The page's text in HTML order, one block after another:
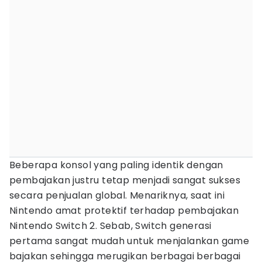
Beberapa konsol yang paling identik dengan
pembajakan justru tetap menjadi sangat sukses
secara penjualan global. Menariknya, saat ini
Nintendo amat protektif terhadap pembajakan
Nintendo Switch 2. Sebab, Switch generasi
pertama sangat mudah untuk menjalankan game
bajakan sehingga merugikan berbagai berbagai